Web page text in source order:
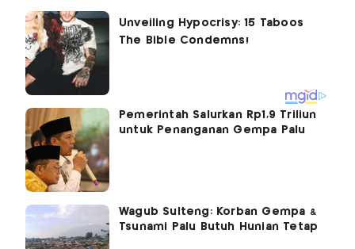
Pemerintah Salurkan Rp1,9 Triliun
untuk Penanganan Gempa Palu
Wagub Sulteng: Korban Gempa &
Tsunami Palu Butuh Hunian Tetap